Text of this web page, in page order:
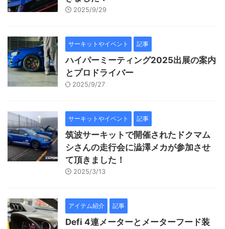
2025/9/29
サーキットやイベント 記事
ハイパーミーティング2025出展の案内
とプロドライバー
2025/9/27
サーキットやイベント 記事
筑波サーキットで開催されたドクマム
シさんの走行会に澁澤メカが参加させ
て頂きました！
2025/3/13
アイテム紹介 記事
Defi 4連メーターとメーターフード装